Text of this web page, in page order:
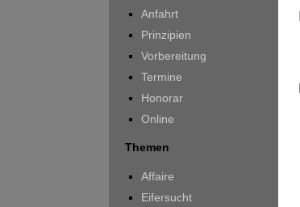
Anfahrt
Prinzipien
Vorbereitung
Termine
Honorar
Online
Themen
Affaire
Eifersucht